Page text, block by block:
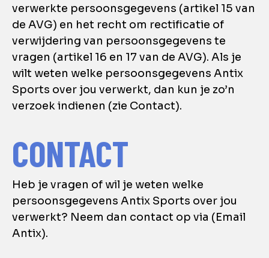
verwerkte persoonsgegevens (artikel 15 van
de AVG) en het recht om rectificatie of
verwijdering van persoonsgegevens te
vragen (artikel 16 en 17 van de AVG). Als je
wilt weten welke persoonsgegevens Antix
Sports over jou verwerkt, dan kun je zo’n
verzoek indienen (zie Contact).
CONTACT
Heb je vragen of wil je weten welke
persoonsgegevens Antix Sports over jou
verwerkt? Neem dan contact op via (Email
Antix).